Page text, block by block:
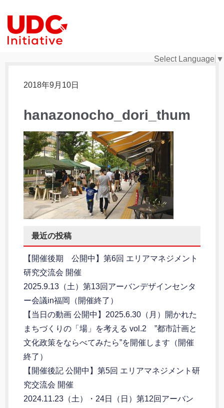
Select Language ▼
2018年9月10日
hanazonocho_dori_thum
最近の投稿
【開催後期 公開中】第6回 エリアマネジメント
研究交流会 開催
2025.9.13（土）第13回アーバンデザインセンタ
ー会議in福岡（開催終了）
【当日の動画 公開中】2025.6.30（月）開かれた
まちづくりの「場」を考える vol.2 ”都市計画と
文化政策をならべてみたら”を開催します（開催
終了）
【開催後記 公開中】第5回 エリアマネジメント研
究交流会 開催
2024.11.23（土）・24日（日）第12回アーバン